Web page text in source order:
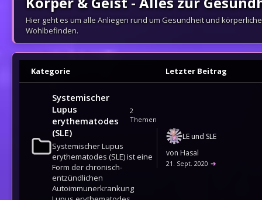
Hier geht es um alle Anliegen rund um Gesundheit und
Wohlbefinden.
Kategorie Letzter Beitrag
Systemischer
Lupus
erythematodes
(SLE)
2
Themen
Systemischer Lupus
erythematodes (SLE) ist eine
Form der chronisch-
entzündlichen
Autoimmunerkrankung
LE und SLE
von Hasal
21. Sept. 2020 ➔